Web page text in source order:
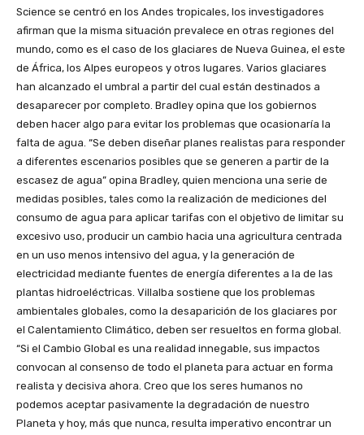
Science se centró en los Andes tropicales, los investigadores
afirman que la misma situación prevalece en otras regiones del
mundo, como es el caso de los glaciares de Nueva Guinea, el este
de África, los Alpes europeos y otros lugares. Varios glaciares
han alcanzado el umbral a partir del cual están destinados a
desaparecer por completo. Bradley opina que los gobiernos
deben hacer algo para evitar los problemas que ocasionaría la
falta de agua. “Se deben diseñar planes realistas para responder
a diferentes escenarios posibles que se generen a partir de la
escasez de agua” opina Bradley, quien menciona una serie de
medidas posibles, tales como la realización de mediciones del
consumo de agua para aplicar tarifas con el objetivo de limitar su
excesivo uso, producir un cambio hacia una agricultura centrada
en un uso menos intensivo del agua, y la generación de
electricidad mediante fuentes de energía diferentes a la de las
plantas hidroeléctricas. Villalba sostiene que los problemas
ambientales globales, como la desaparición de los glaciares por
el Calentamiento Climático, deben ser resueltos en forma global.
“Si el Cambio Global es una realidad innegable, sus impactos
convocan al consenso de todo el planeta para actuar en forma
realista y decisiva ahora. Creo que los seres humanos no
podemos aceptar pasivamente la degradación de nuestro
Planeta y hoy, más que nunca, resulta imperativo encontrar un